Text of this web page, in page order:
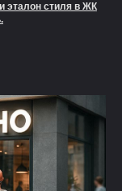
эталон стиля в ЖК